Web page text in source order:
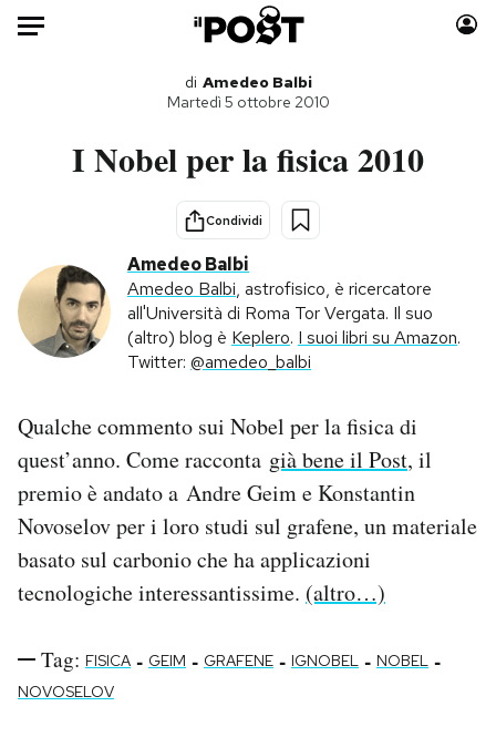
Auto
Tecnologia
Internet
Scienza
Libri
Storie/Idee
Ok Boomer!
Media
Mondiali calcio 2026
PODCAST
I MIEI PREFERITI
di Amedeo Balbi
Martedì 5 ottobre 2010
I Nobel per la fisica 2010
Condividi
Amedeo Balbi
Amedeo Balbi, astrofisico, è ricercatore
all'Università di Roma Tor Vergata. Il suo
(altro) blog è Keplero. I suoi libri su Amazon.
Twitter: @amedeo_balbi
Qualche commento sui Nobel per la fisica di
quest’anno. Come racconta già bene il Post, il
premio è andato a Andre Geim e Konstantin
Novoselov per i loro studi sul grafene, un materiale
basato sul carbonio che ha applicazioni
tecnologiche interessantissime. (altro…)
Tag: FISICA - GEIM - GRAFENE - IGNOBEL - NOBEL -
NOVOSELOV